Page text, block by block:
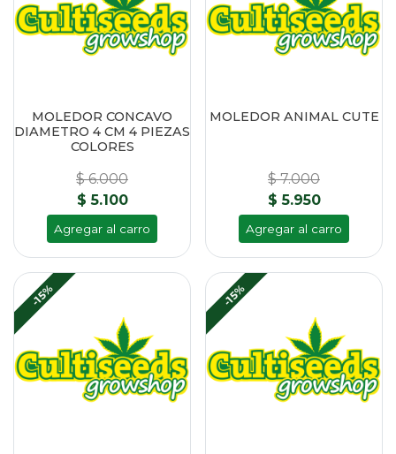
MOLEDOR CONCAVO
DIAMETRO 4 CM 4 PIEZAS
COLORES
$ 6.000
$ 5.100
Agregar al carro
MOLEDOR ANIMAL CUTE
$ 7.000
$ 5.950
Agregar al carro
-15% -15%